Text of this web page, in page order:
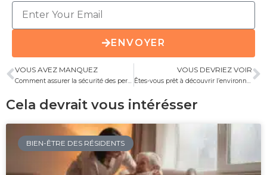
ENVOYER
VOUS AVEZ MANQUEZ
Comment assurer la sécurité des personnes âgées à Lille ?
VOUS DEVRIEZ VOIR
Êtes-vous prêt à découvrir l’environnement adapté qui peut changer votre vie ?
Cela devrait vous intérésser
BIEN-ÊTRE DES RÉSIDENTS